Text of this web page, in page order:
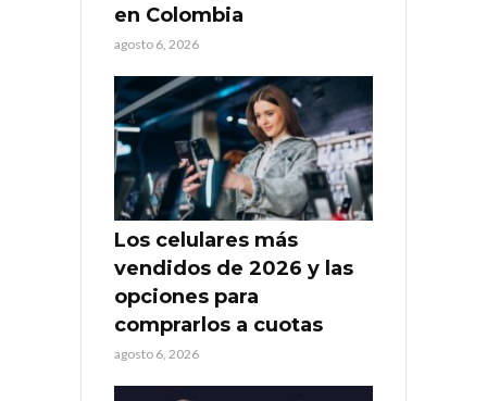
en Colombia
agosto 6, 2026
Los celulares más
vendidos de 2026 y las
opciones para
comprarlos a cuotas
agosto 6, 2026